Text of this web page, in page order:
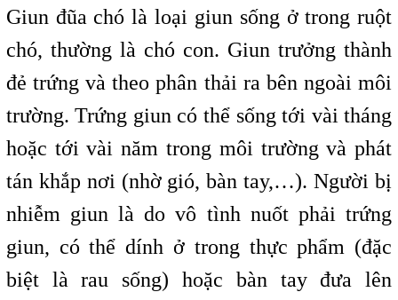
Giun đũa chó là loại giun sống ở trong ruột
chó, thường là chó con. Giun trưởng thành
đẻ trứng và theo phân thải ra bên ngoài môi
trường. Trứng giun có thể sống tới vài tháng
hoặc tới vài năm trong môi trường và phát
tán khắp nơi (nhờ gió, bàn tay,…). Người bị
nhiễm giun là do vô tình nuốt phải trứng
giun, có thể dính ở trong thực phẩm (đặc
biệt là rau sống) hoặc bàn tay đưa lên